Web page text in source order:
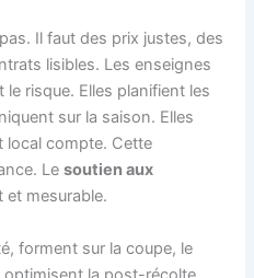
Il faut des prix justes, des
lisibles. Les enseignes
risque. Elles planifient les
sur la saison. Elles
local compte. Cette
Lesoutien aux
mesurable.
forment sur la coupe, le